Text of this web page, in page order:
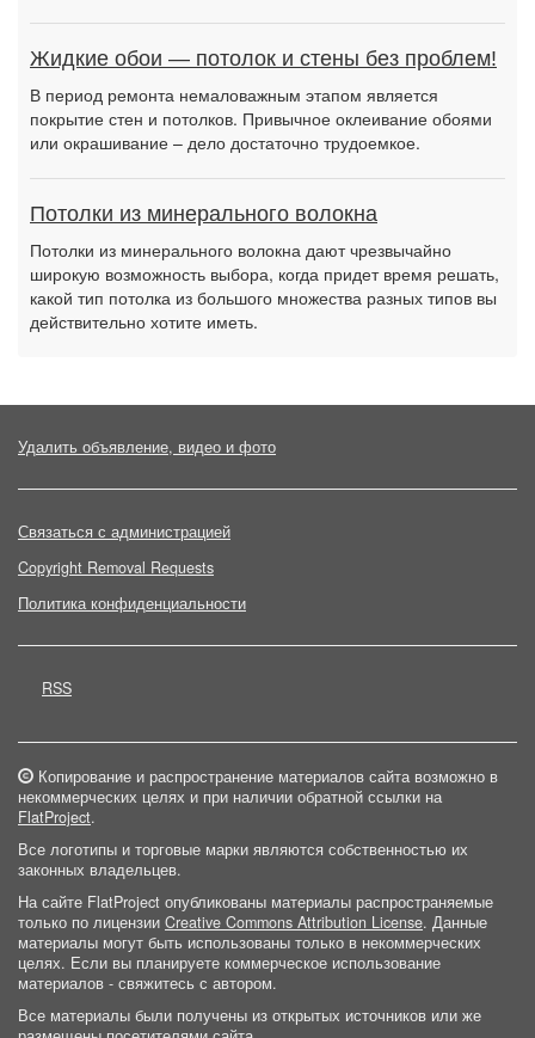
Жидкие обои — потолок и стены без проблем!
В период ремонта немаловажным этапом является
покрытие стен и потолков. Привычное оклеивание обоями
или окрашивание – дело достаточно трудоемкое.
Потолки из минерального волокна
Потолки из минерального волокна дают чрезвычайно
широкую возможность выбора, когда придет время решать,
какой тип потолка из большого множества разных типов вы
действительно хотите иметь.
Удалить объявление, видео и фото
Связаться с администрацией
Copyright Removal Requests
Политика конфиденциальности
RSS
Копирование и распространение материалов сайта возможно в
некоммерческих целях и при наличии обратной ссылки на
FlatProject.
Все логотипы и торговые марки являются собственностью их
законных владельцев.
На сайте FlatProject опубликованы материалы распространяемые
только по лицензии Creative Commons Attribution License. Данные
материалы могут быть использованы только в некоммерческих
целях. Если вы планируете коммерческое использование
материалов - свяжитесь с автором.
Все материалы были получены из открытых источников или же